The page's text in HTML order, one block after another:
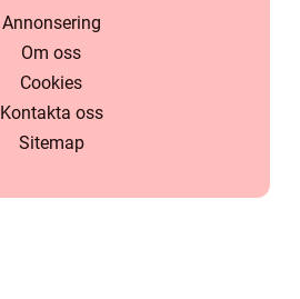
Annonsering
Om oss
Cookies
Kontakta oss
Sitemap